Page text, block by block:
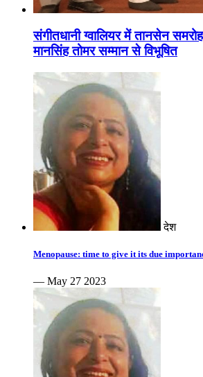
संगीतधानी ग्वालियर में तानसेन
मानसिंह तोमर सम्मान से विभूषित
देश
Menopause: time to give it its due
— May 27 2023